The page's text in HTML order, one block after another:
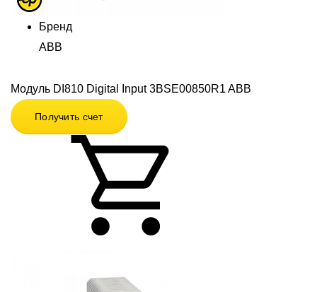
Бренд
ABB
Модуль DI810 Digital Input 3BSE00850R1 ABB
Получить счет